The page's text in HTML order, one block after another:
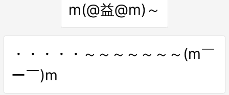
m(@益@m)～
・・・・・～～～～～～～(m￣
ー￣)m